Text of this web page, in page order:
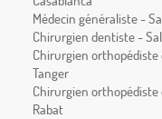
Médecin généraliste -
Chirurgien dentiste -
Chirurgien
Tanger
Chirurgien
Rabat